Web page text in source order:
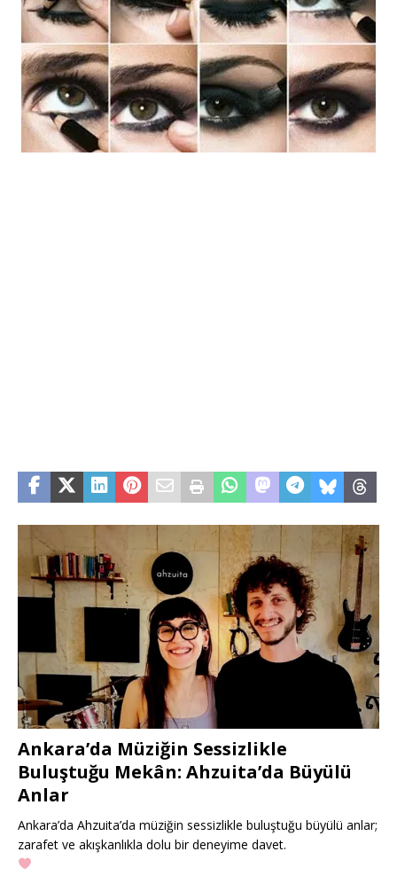
Ankara’da Müziğin Sessizlikle
Buluştuğu Mekân: Ahzuita’da Büyülü
Anlar
Ankara’da Ahzuita’da müziğin sessizlikle buluştuğu büyülü anlar;
zarafet ve akışkanlıkla dolu bir deneyime davet.